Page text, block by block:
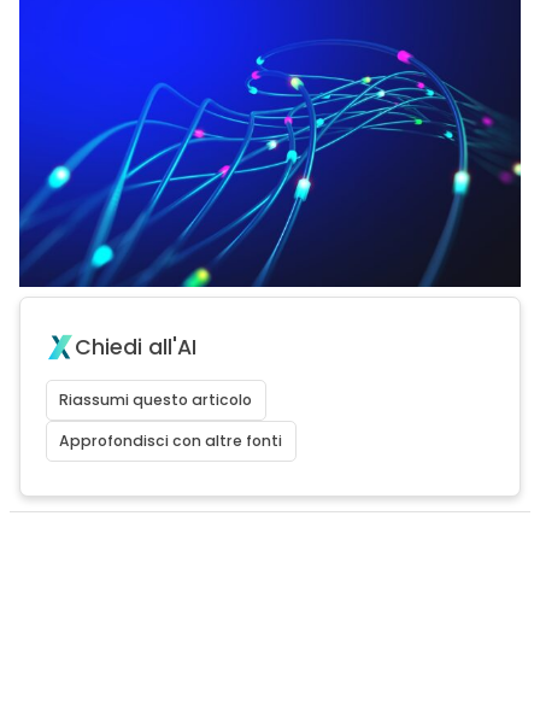
Chiedi all'AI
Riassumi questo articolo
Approfondisci con altre fonti